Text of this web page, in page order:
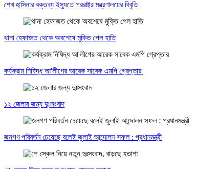
শেখ হাসিনার বক্তব্য ইস্যুতে পররাষ্ট্র মন্ত্রণালয়ের বিবৃতি
থানা হেফাজত থেকে অবশেষে মুক্তি পেল হাতি
কর্যক্রাম নিষিদ্ধ আ'লীগের আরেক সাবেক এমপি গ্রেপ্তার
১২ জেলার জন্য দুঃসংবাদ
জনগণ পরিবর্তন চেয়েছে বলেই জুলাই আন্দোলন সফল : প্রধানমন্ত্রী